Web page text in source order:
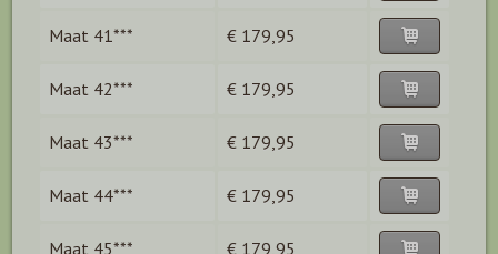
Maat 41*** € 179,95
Maat 42*** € 179,95
Maat 43*** € 179,95
Maat 44*** € 179,95
Maat 45*** € 179,95